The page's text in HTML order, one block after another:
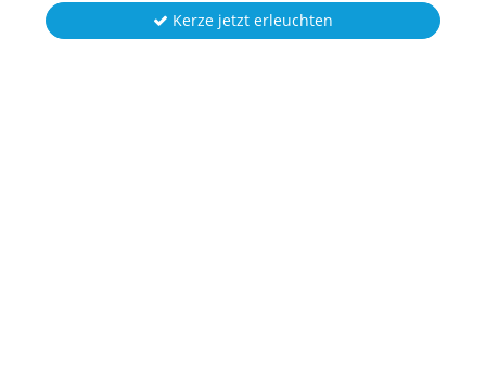
Kerze jetzt erleuchten